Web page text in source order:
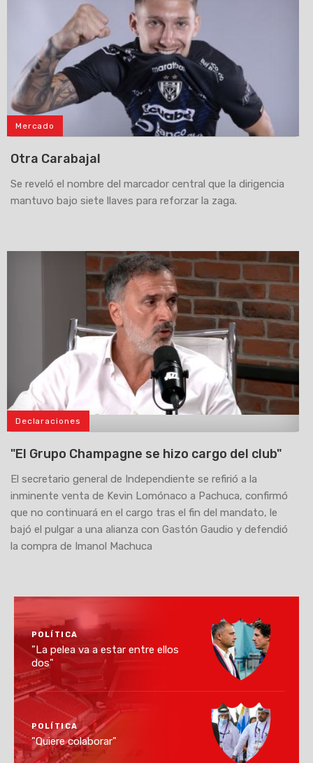
Mercado
Otra Carabajal
Se reveló el nombre del marcador central que la dirigencia
mantuvo bajo siete llaves para reforzar la zaga.
Declaraciones
"El Grupo Champagne se hizo cargo del club"
El secretario general de Independiente se refirió a la
inminente venta de Kevin Lomónaco a Pachuca, confirmó
que no continuará en el cargo tras el fin del mandato, le
bajó el pulgar a una alianza con Gastón Gaudio y defendió
la compra de Imanol Machuca
POLÍTICA
"La pelea va a estar entre ellos
dos"
POLÍTICA
"Quiere colaborar"